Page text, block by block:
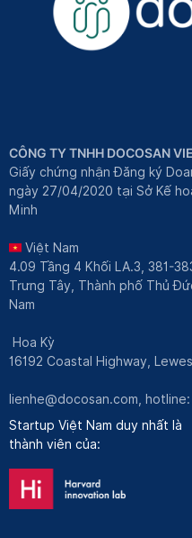
CÔNG TY TNHH DOCOSAN
Giấy chứng nhận Đăng ký
ngày 27/04/2020 tại Sở Kế
Minh
Việt Nam
4.09 Tầng 4 Khối LA.3, 381-
Trưng Tây, Thành phố Thủ
Nam
Hoa Kỳ
16192 Coastal Highway,
lienhe@docosan.com ,
Startup Việt Nam duy nhất là
thành viên của: